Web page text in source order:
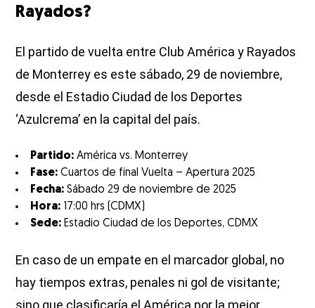
Rayados?
El partido de vuelta entre Club América y Rayados
de Monterrey es este sábado, 29 de noviembre,
desde el Estadio Ciudad de los Deportes
‘Azulcrema’ en la capital del país.
Partido: América vs. Monterrey
Fase: Cuartos de final Vuelta – Apertura 2025
Fecha: Sábado 29 de noviembre de 2025
Hora: 17:00 hrs (CDMX)
Sede: Estadio Ciudad de los Deportes, CDMX
En caso de un empate en el marcador global, no
hay tiempos extras, penales ni gol de visitante;
sino que clasificaría el América por la mejor